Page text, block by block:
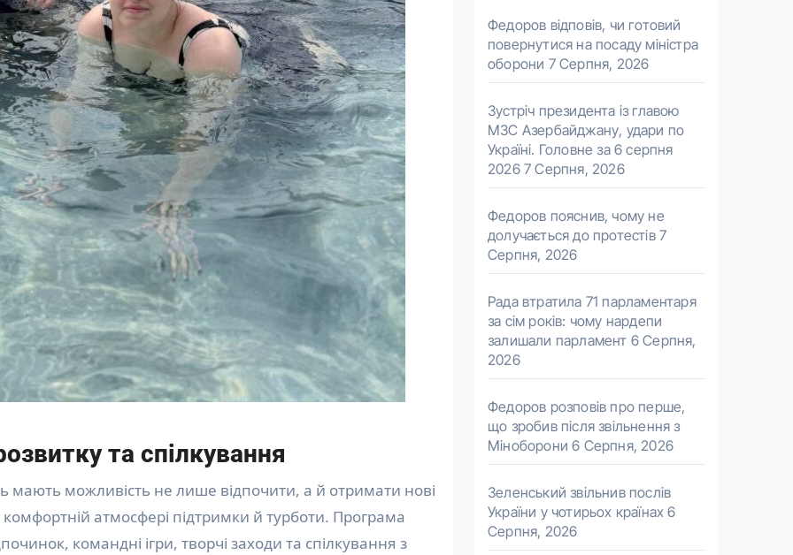
та спілкування
мають можливість не лише відпочити, а й отримати нові
атмосфері підтримки й турботи. Програма
командні ігри, творчі заходи та спілкування з
Федоров відповів, чи готовий
повернутися на посаду міністра
оборони 7 Серпня, 2026
Зустріч президента із главою
МЗС Азербайджану, удари по
Україні. Головне за 6 серпня
2026 7 Серпня, 2026
Федоров пояснив, чому не
долучається до протестів 7
Серпня, 2026
Рада втратила 71 парламентаря
за сім років: чому нардепи
залишали парламент 6 Серпня,
2026
Федоров розповів про перше,
що зробив після звільнення з
Міноборони 6 Серпня, 2026
Зеленський звільнив послів
України у чотирьох країнах 6
Серпня, 2026